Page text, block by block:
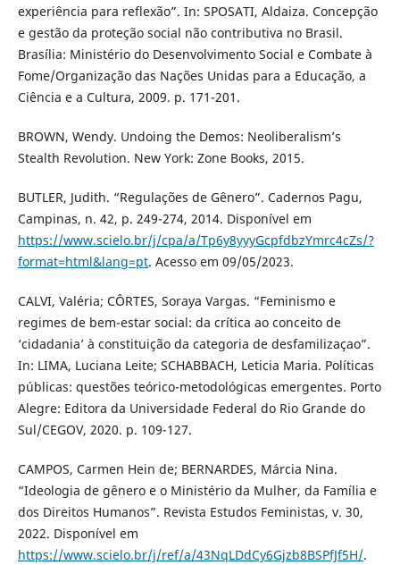
experiência para reflexão”. In: SPOSATI, Aldaiza. Concepção
e gestão da proteção social não contributiva no Brasil.
Brasília: Ministério do Desenvolvimento Social e Combate à
Fome/Organização das Nações Unidas para a Educação, a
Ciência e a Cultura, 2009. p. 171-201.
BROWN, Wendy. Undoing the Demos: Neoliberalism’s
Stealth Revolution. New York: Zone Books, 2015.
BUTLER, Judith. “Regulações de Gênero”. Cadernos Pagu,
Campinas, n. 42, p. 249-274, 2014. Disponível em
https://www.scielo.br/j/cpa/a/Tp6y8yyyGcpfdbzYmrc4cZs/?
format=html&lang=pt. Acesso em 09/05/2023.
CALVI, Valéria; CÔRTES, Soraya Vargas. “Feminismo e
regimes de bem-estar social: da crítica ao conceito de
‘cidadania’ à constituição da categoria de desfamilizaçao”.
In: LIMA, Luciana Leite; SCHABBACH, Leticia Maria. Políticas
públicas: questões teórico-metodológicas emergentes. Porto
Alegre: Editora da Universidade Federal do Rio Grande do
Sul/CEGOV, 2020. p. 109-127.
CAMPOS, Carmen Hein de; BERNARDES, Márcia Nina.
“Ideologia de gênero e o Ministério da Mulher, da Família e
dos Direitos Humanos”. Revista Estudos Feministas, v. 30,
2022. Disponível em
https://www.scielo.br/j/ref/a/43NqLDdCy6Gjzb8BSPfJf5H/.